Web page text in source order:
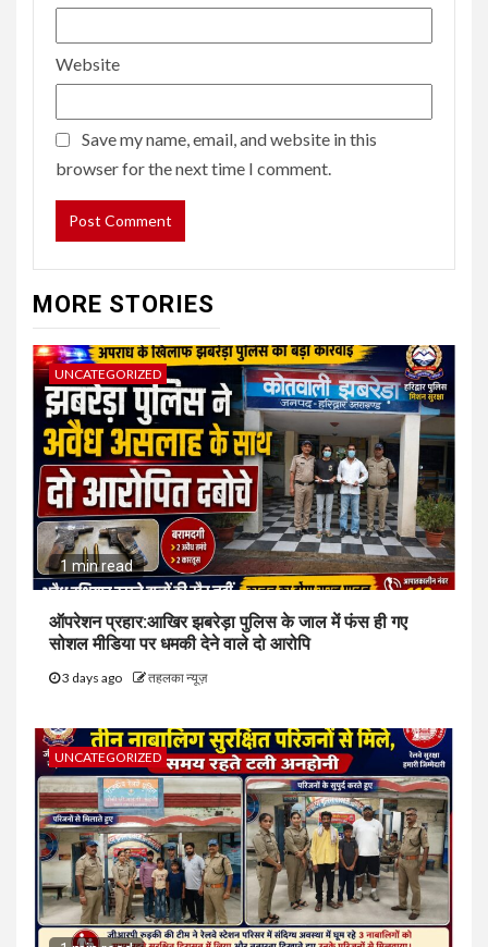
Website
Save my name, email, and website in this
browser for the next time I comment.
MORE STORIES
UNCATEGORIZED
1 min read
ऑपरेशन प्रहार:आखिर झबरेड़ा पुलिस के जाल में फंस ही गए
सोशल मीडिया पर धमकी देने वाले दो आरोपि
3 days ago तहलका न्यूज़
UNCATEGORIZED